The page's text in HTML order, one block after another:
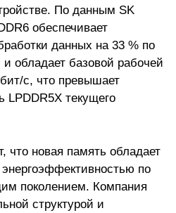
По данным SK
обеспечивает
данных на 33 % по
обладает базовой рабочей
с, что превышает
LPDDR5X текущего
что новая память обладает
по
поколением. Компания
структурой и